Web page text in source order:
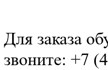
Для заказа
звоните: +7